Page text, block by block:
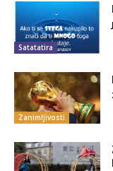
Satatatira
Zanimljivosti